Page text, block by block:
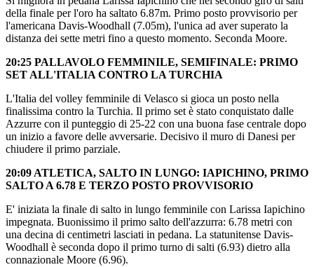
della finale per l'oro ha saltato 6.87m. Primo posto provvisorio per
l'americana Davis-Woodhall (7.05m), l'unica ad aver superato la
distanza dei sette metri fino a questo momento. Seconda Moore.
20:25 PALLAVOLO FEMMINILE, SEMIFINALE: PRIMO
SET ALL'ITALIA CONTRO LA TURCHIA
L'Italia del volley femminile di Velasco si gioca un posto nella
finalissima contro la Turchia. Il primo set è stato conquistato dalle
Azzurre con il punteggio di 25-22 con una buona fase centrale dopo
un inizio a favore delle avversarie. Decisivo il muro di Danesi per
chiudere il primo parziale.
20:09 ATLETICA, SALTO IN LUNGO: IAPICHINO, PRIMO
SALTO A 6.78 E TERZO POSTO PROVVISORIO
E' iniziata la finale di salto in lungo femminile con Larissa Iapichino
impegnata. Buonissimo il primo salto dell'azzurra: 6.78 metri con
una decina di centimetri lasciati in pedana. La statunitense Davis-
Woodhall è seconda dopo il primo turno di salti (6.93) dietro alla
connazionale Moore (6.96).